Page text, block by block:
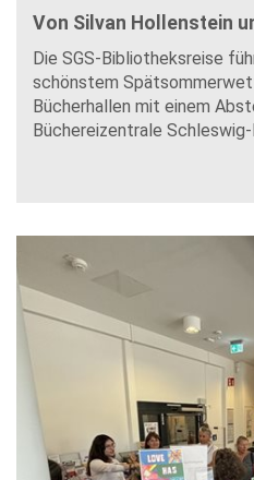
Von Silvan Hollenstein
Die SGS-Bibliotheksreise
schönstem
Bücherhallen mit einem
Büchereizentrale